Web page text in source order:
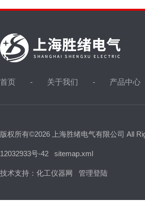
首页 关于我们 产品中心
版权所有©2026 上海胜绪电气有限公司 All
12032933号-42 sitemap.xml
技术支持： 化工仪器网 管理登陆